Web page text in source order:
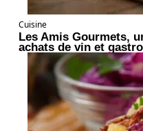
Cuisine
Les Amis Gourmets,
achats de vin et